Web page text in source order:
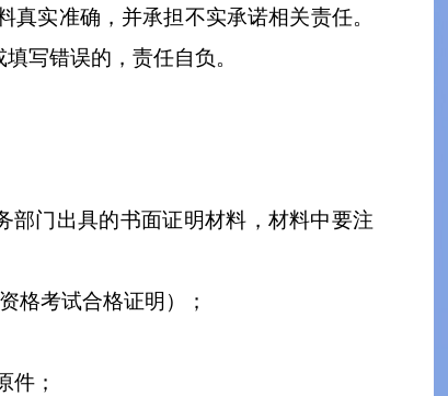
真实准确，并承担不实承诺相关责任。
写错误的，责任自负。
部门出具的书面证明材料，材料中要注
格考试合格证明）
；
件；